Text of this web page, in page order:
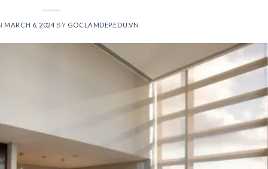
MARCH 6, 2024 BY GOCLAMDEP.EDU.VN